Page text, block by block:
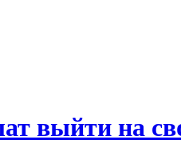
выйти на